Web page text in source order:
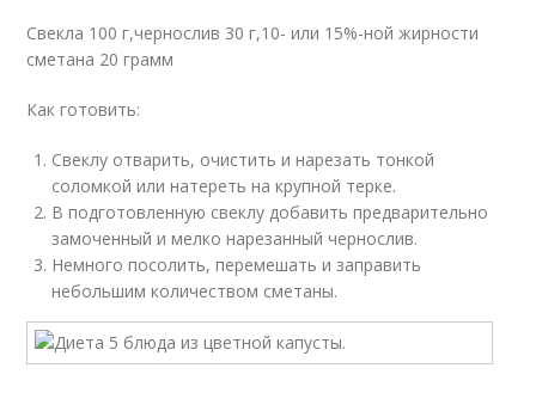
Свекла 100 г,чернослив 30 г,10- или 15%-ной жирности
сметана 20 грамм
Как готовить:
Свеклу отварить, очистить и нарезать тонкой
соломкой или натереть на крупной терке.
В подготовленную свеклу добавить предварительно
замоченный и мелко нарезанный чернослив.
Немного посолить, перемешать и заправить
небольшим количеством сметаны.